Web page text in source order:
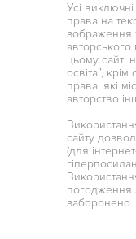
Усі
права на
зображення
цьому сайті
освіта”, крім
права, які
авторство
сайту
(для
погодження
заборонено.